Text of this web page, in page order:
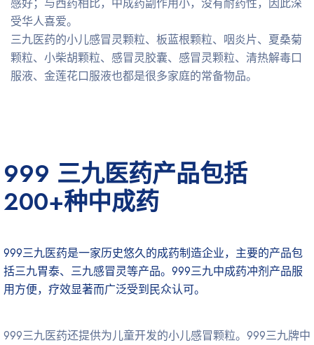
感好；与西药相比，中成药副作用小，没有耐药性，因此深
受华人喜爱。
三九医药的小儿感冒灵颗粒、板蓝根颗粒、咽炎片、夏桑菊
颗粒、小柴胡颗粒、感冒灵胶囊、感冒灵颗粒、清热解毒口
服液、金莲花口服液也都是很多家庭的常备物品。
999 三九医药产品包括
200+种中成药
999三九医药是一家历史悠久的成药制造企业，主要的产品包
括三九胃泰、三九感冒灵等产品。999三九中成药冲剂产品服
用方便，疗效显著而广泛受到民众认可。
999三九医药还提供为儿童开发的小儿感冒颗粒。999三九牌中